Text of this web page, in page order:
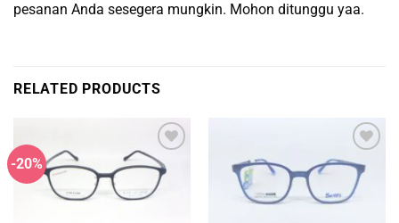
pesanan Anda sesegera mungkin. Mohon ditunggu yaa.
RELATED PRODUCTS
-20%